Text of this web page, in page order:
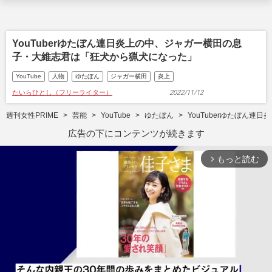
YouTuberゆたぼん連日炎上の中、ジャガー横田の息
子・大維志君は「狂犬から猟犬になった」
YouTube 人物 ゆたぼん ジャガー横田 炎上
たいらひとし（フリーライター） 2022/11/12
週刊女性PRIME 芸能 YouTube ゆたぼん YouTuberゆたぼん連日
広告の下にコンテンツが続きます
arrow_forward_ios もっと読む